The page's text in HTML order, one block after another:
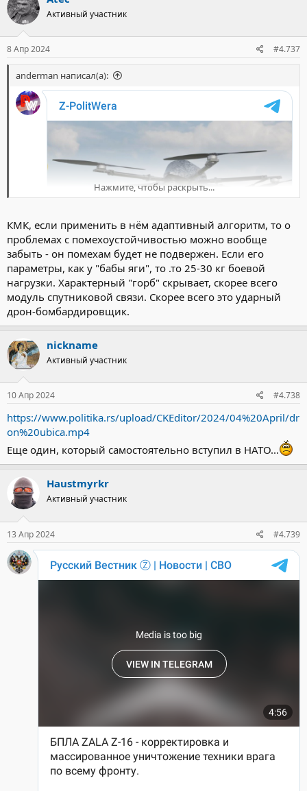
ц
и
и
:
Активный участник
8 Апр 2024 #4.737
anderman написал(а):
Нажмите, чтобы раскрыть...
КМК, если применить в нём адаптивный алгоритм, то о
проблемах с помехоустойчивостью можно вообще
забыть - он помехам будет не подвержен. Если его
параметры, как у "бабы яги", то .то 25-30 кг боевой
нагрузки. Характерный "горб" скрывает, скорее всего
модуль спутниковой связи. Скорее всего это ударный
дрон-бомбардировщик.
nickname
Активный участник
10 Апр 2024 #4.738
https://www.politika.rs/upload/CKEditor/2024/04%20April/dr
on%20ubica.mp4
Еще один, который самостоятельно вступил в НАТО...
Haustmyrkr
Активный участник
13 Апр 2024 #4.739